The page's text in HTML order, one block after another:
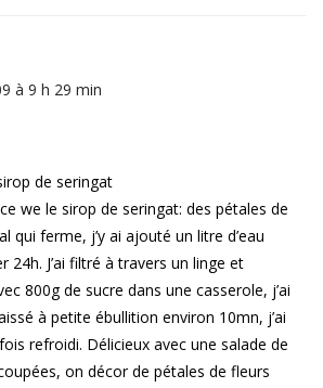
à 9 h 29 min
de seringat
ce we le sirop de seringat: des pétales de
qui ferme, j’y ai ajouté un litre d’eau
24h. J’ai filtré à travers un linge et
800g de sucre dans une casserole, j’ai
à petite ébullition environ 10mn, j’ai
refroidi. Délicieux avec une salade de
on décor de pétales de fleurs